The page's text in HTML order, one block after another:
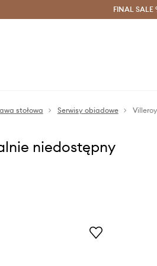
Oszczędzaj z Answear
FINAL SALE
stołowa Serwisy obiadowe
niedostępny